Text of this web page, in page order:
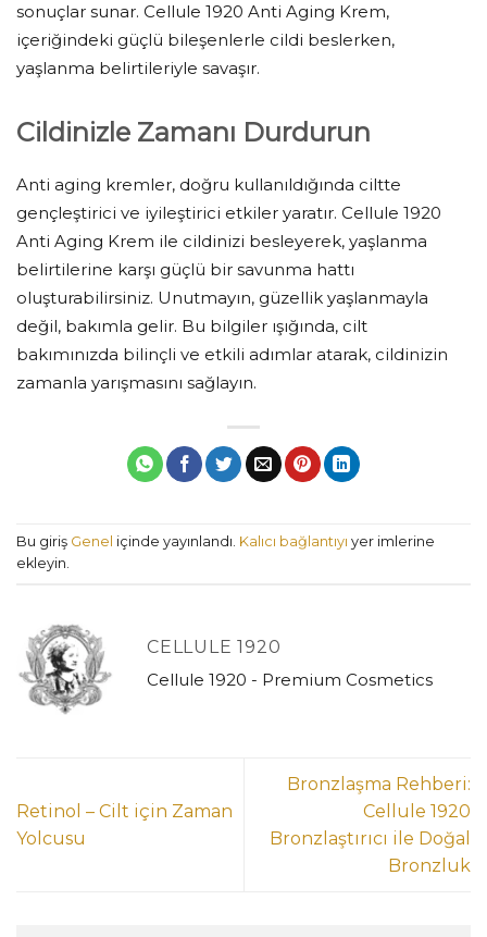
sonuçlar sunar. Cellule 1920 Anti Aging Krem,
içeriğindeki güçlü bileşenlerle cildi beslerken,
yaşlanma belirtileriyle savaşır.
Cildinizle Zamanı Durdurun
Anti aging kremler, doğru kullanıldığında ciltte
gençleştirici ve iyileştirici etkiler yaratır. Cellule 1920
Anti Aging Krem ile cildinizi besleyerek, yaşlanma
belirtilerine karşı güçlü bir savunma hattı
oluşturabilirsiniz. Unutmayın, güzellik yaşlanmayla
değil, bakımla gelir. Bu bilgiler ışığında, cilt
bakımınızda bilinçli ve etkili adımlar atarak, cildinizin
zamanla yarışmasını sağlayın.
Bu giriş Genel içinde yayınlandı. Kalıcı bağlantıyı yer imlerine
ekleyin.
CELLULE 1920
Cellule 1920 - Premium Cosmetics
Retinol – Cilt için Zaman
Yolcusu
Bronzlaşma Rehberi:
Cellule 1920
Bronzlaştırıcı ile Doğal
Bronzluk